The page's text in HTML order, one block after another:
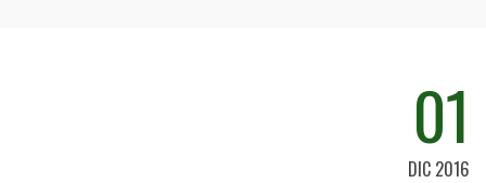
01
DIC 2016